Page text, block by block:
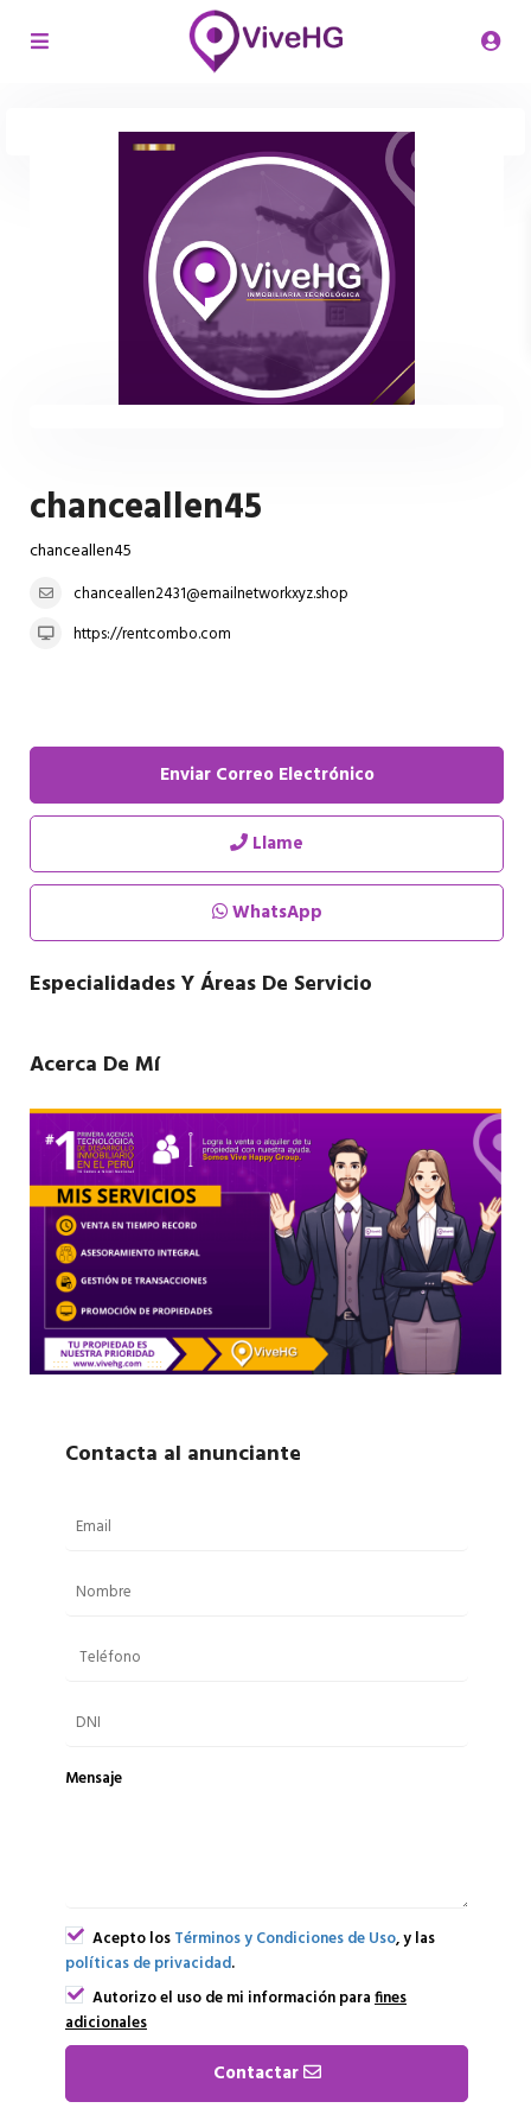
chanceallen45
chanceallen45
chanceallen2431@emailnetworkxyz.shop
https://rentcombo.com
Enviar Correo Electrónico
Llame
WhatsApp
Especialidades Y Áreas De Servicio
Acerca De Mí
Contacta al anunciante
Mensaje
Acepto losTérminos y Condiciones de Uso, y las
políticas de privacidad.
Autorizo el uso de mi información parafines
adicionales
Contactar